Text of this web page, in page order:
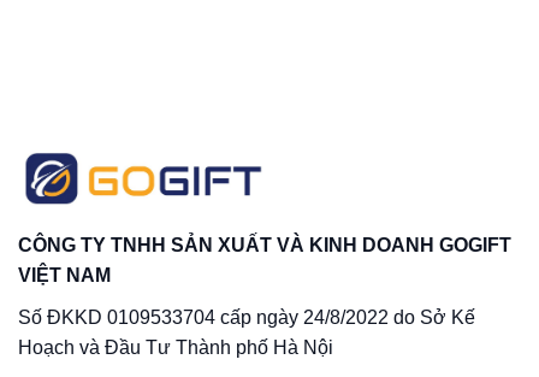
CÔNG TY TNHH SẢN XUẤT VÀ KINH DOANH GOGIFT
VIỆT NAM
Số ĐKKD 0109533704 cấp ngày 24/8/2022 do Sở Kế
Hoạch và Đầu Tư Thành phố Hà Nội